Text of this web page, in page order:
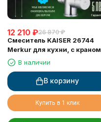
12 210 ₽26 870 ₽
Смеситель KAISER 26744
Merkur для кухни, с краном
для питьевой воды, хром
В наличии
В корзину
Купить в 1 клик